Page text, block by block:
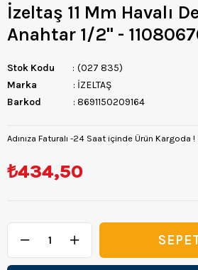
İzeltaş 11 Mm Havalı
Anahtar 1/2'' -
Stok Kodu
(027 835)
Marka
: İZELTAŞ
Barkod
: 8691150209164
Adınıza Faturalı -24 Saat içinde Ürün Kargoda !
₺434,50